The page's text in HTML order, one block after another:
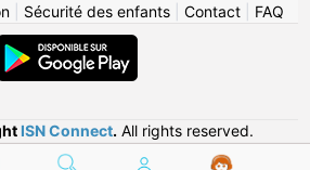
| Sécurité des enfants| Contact| FAQ
ISN Connect. All rights reserved.